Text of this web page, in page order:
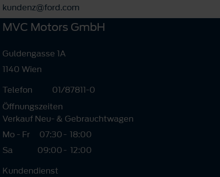
kundenz@ford.com
MVC Motors GmbH
Guldengasse 1A
1140 Wien
Telefon
01/87811-0
Öffnungszeiten
Verkauf Neu- & Gebrauchtwagen
Mo - Fr
07:30- 18:00
Sa
09:00- 12:00
Kundendienst